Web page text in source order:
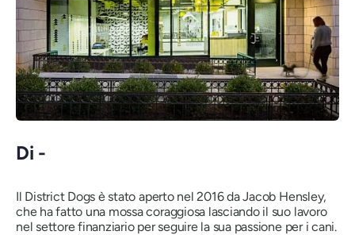
Di -
Il District Dogs è stato aperto nel 2016 da Jacob Hensley,
che ha fatto una mossa coraggiosa lasciando il suo lavoro
nel settore finanziario per seguire la sua passione per i cani.